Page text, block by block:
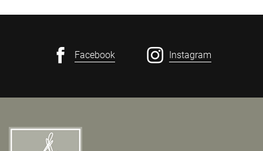
Facebook Instagram